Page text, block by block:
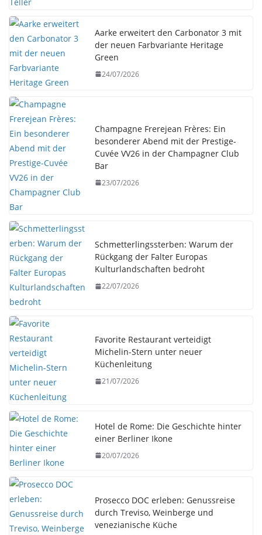
Aarke erweitert den Carbonator 3 mit
der neuen Farbvariante Heritage
Green
24/07/2026
Champagne Frerejean Frères: Ein
besonderer Abend mit der Prestige-
Cuvée VV26 in der Champagner Club
Bar
23/07/2026
Schmetterlingssterben: Warum der
Rückgang der Falter Europas
Kulturlandschaften bedroht
22/07/2026
Favorite Restaurant verteidigt
Michelin-Stern unter neuer
Küchenleitung
21/07/2026
Hotel de Rome: Die Geschichte hinter
einer Berliner Ikone
20/07/2026
Prosecco DOC erleben: Genussreise
durch Treviso, Weinberge und
venezianische Küche